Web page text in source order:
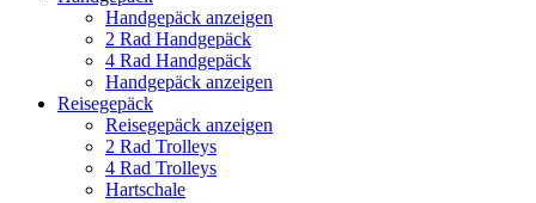
Handgepäck anzeigen
2 Rad Handgepäck
4 Rad Handgepäck
Handgepäck anzeigen
Reisegepäck
Reisegepäck anzeigen
2 Rad Trolleys
4 Rad Trolleys
Hartschale